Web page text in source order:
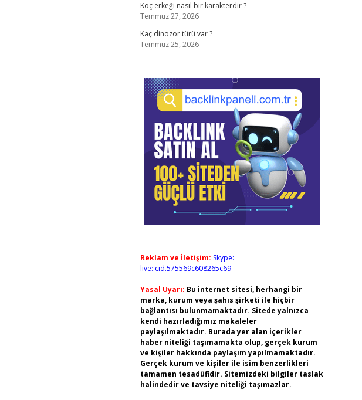
Koç erkeği nasıl bir karakterdir ?
Temmuz 27, 2026
Kaç dinozor türü var ?
Temmuz 25, 2026
Reklam ve İletişim: Skype:
live:.cid.575569c608265c69
Yasal Uyarı: Bu internet sitesi, herhangi bir
marka, kurum veya şahıs şirketi ile hiçbir
bağlantısı bulunmamaktadır. Sitede yalnızca
kendi hazırladığımız makaleler
paylaşılmaktadır. Burada yer alan içerikler
haber niteliği taşımamakta olup, gerçek kurum
ve kişiler hakkında paylaşım yapılmamaktadır.
Gerçek kurum ve kişiler ile isim benzerlikleri
tamamen tesadüfidir. Sitemizdeki bilgiler taslak
halindedir ve tavsiye niteliği taşımazlar.